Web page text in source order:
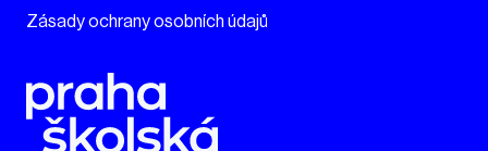
Zásady ochrany osobních údajů